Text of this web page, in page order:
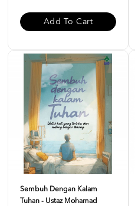
Add To Cart
Sembuh Dengan Kalam
Tuhan - Ustaz Mohamad